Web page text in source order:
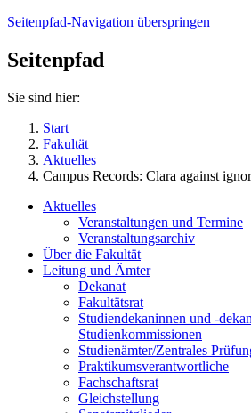
Seitenpfad-Navigation überspringen
Seitenpfad
Sie sind hier:
Start
Fakultät
Aktuelles
Campus Records: Clara against
Aktuelles
Veranstaltungen und Termine
Veranstaltungsarchiv
Über die Fakultät
Leitung und Ämter
Dekanat
Fakultätsrat
Studiendekaninnen und -
Studienkommissionen
Studienämter/Zentrales
Praktikumsverantwortliche
Fachschaftsrat
Gleichstellung